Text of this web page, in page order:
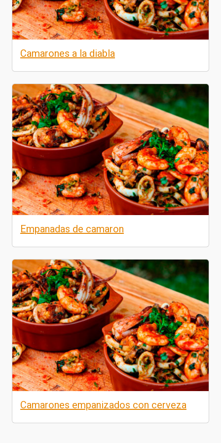
Camarones a la diabla
Empanadas de camaron
Camarones empanizados con cerveza